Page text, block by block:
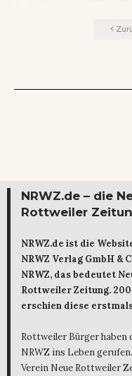
NRWZ.de – die
Rottweiler
NRWZ.de ist die
NRWZ Verlag GmbH &
NRWZ, das bedeutet
Rottweiler Zeitung.
erschien diese
Rottweiler Bürger haben
NRWZ ins Leben
Verein Neue Rottweiler